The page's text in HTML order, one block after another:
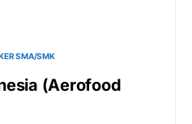
SMA/SMK
(Aerofood